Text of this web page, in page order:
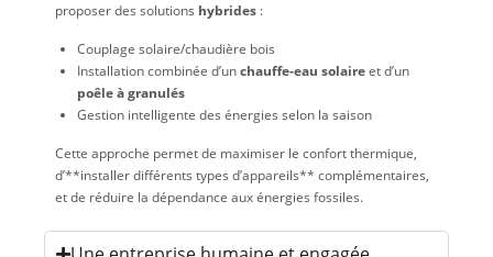
proposer des solutions hybrides :
Couplage solaire/chaudière bois
Installation combinée d’unchauffe-eau solaireet d’un
poêle à granulés
Gestion intelligente des énergies selon la saison
Cette approche permet de maximiser le confort thermique,
d’**installer différents types d’appareils** complémentaires,
et de réduire la dépendance aux énergies fossiles.